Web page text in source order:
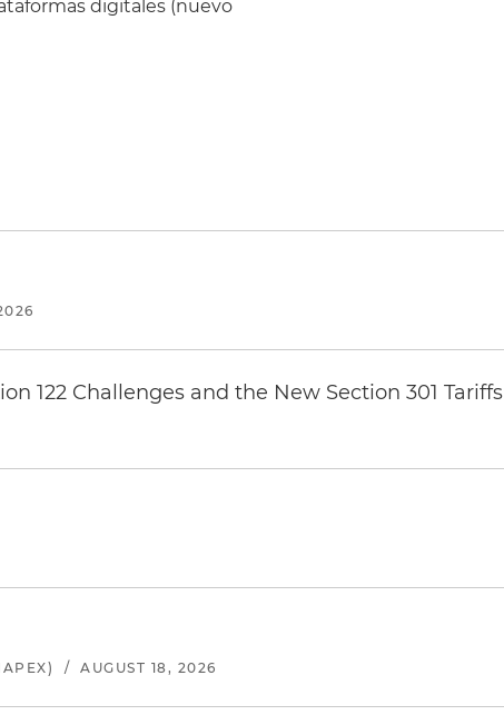
digitales (nuevo
122 Challenges and the New Section 301 Tariffs
/ AUGUST 18, 2026